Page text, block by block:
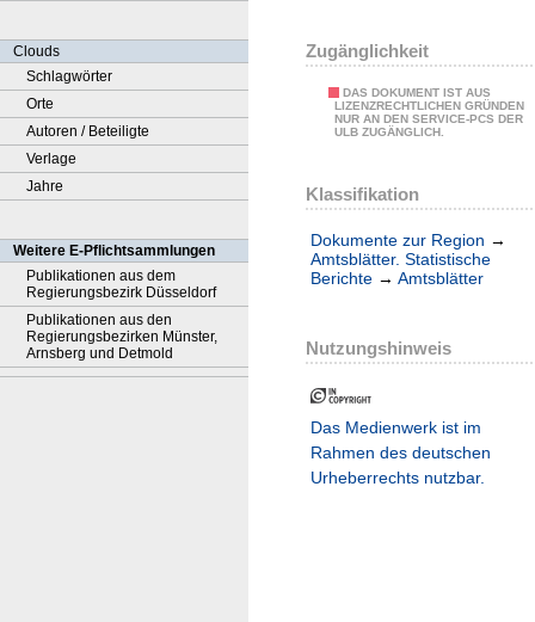
Clouds
Schlagwörter
Orte
Autoren / Beteiligte
Verlage
Jahre
Weitere E-Pflichtsammlungen
Publikationen aus dem
Regierungsbezirk Düsseldorf
Publikationen aus den
Regierungsbezirken Münster,
Arnsberg und Detmold
Zugänglichkeit
DAS DOKUMENT IST AUS
LIZENZRECHTLICHEN GRÜNDEN
NUR AN DEN SERVICE-PCS DER
ULB ZUGÄNGLICH.
Klassifikation
Dokumente zur Region →
Amtsblätter. Statistische
Berichte → Amtsblätter
Nutzungshinweis
Das Medienwerk ist im
Rahmen des deutschen
Urheberrechts nutzbar.